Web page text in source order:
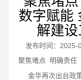
数字赋能
解建设
发布时间：
聚焦堵点 明确责任
金华再次出台政